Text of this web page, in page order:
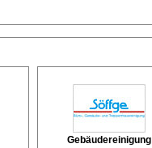
Gebäudereinigung